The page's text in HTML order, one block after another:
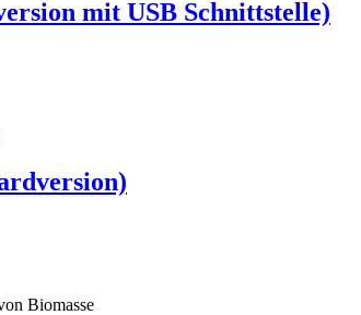
mit USB Schnittstelle)